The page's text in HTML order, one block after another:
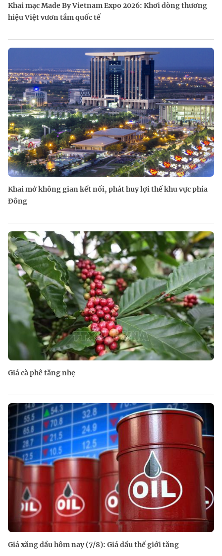
Khai mạc Made By Vietnam Expo 2026: Khơi dòng thương
hiệu Việt vươn tầm quốc tế
Khai mở không gian kết nối, phát huy lợi thế khu vực phía
Đông
Giá cà phê tăng nhẹ
Giá xăng dầu hôm nay (7/8): Giá dầu thế giới tăng